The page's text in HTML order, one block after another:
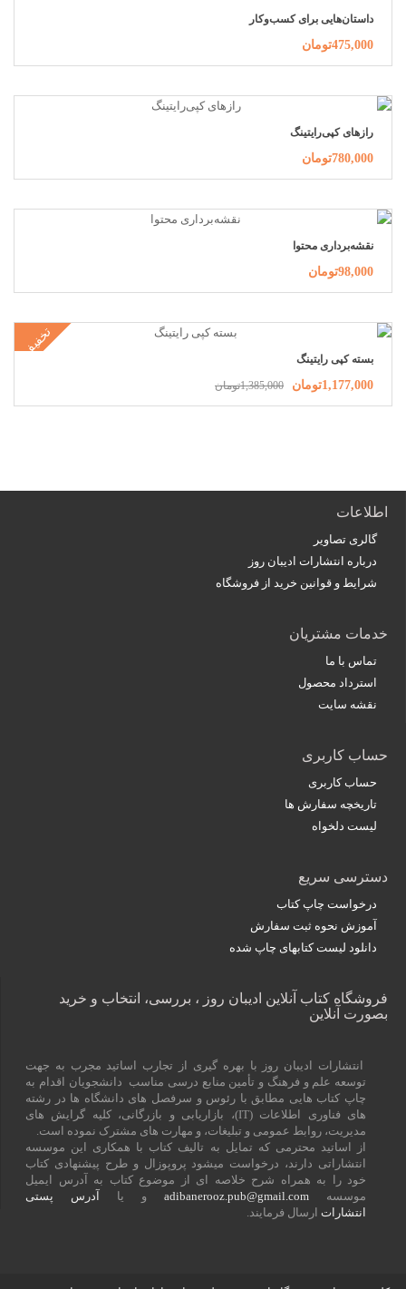
داستان‌هایی برای کسب‌وکار
475,000تومان
رازهای کپی‌رایتینگ
780,000تومان
نقشه‌برداری محتوا
98,000تومان
تخفیف بسته کپی رایتینگ
1,177,000تومان 1,385,000تومان
اطلاعات
گالری تصاویر
درباره انتشارات ادیبان روز
شرایط و قوانین خرید از فروشگاه
خدمات مشتریان
تماس با ما
استرداد محصول
نقشه سایت
حساب کاربری
حساب کاربری
تاریخچه سفارش ها
لیست دلخواه
دسترسی سریع
درخواست چاپ کتاب
آموزش نحوه ثبت سفارش
دانلود لیست کتابهای چاپ شده
فروشگاه کتاب آنلاین ادیبان روز ، بررسی، انتخاب و خرید
بصورت آنلاین
انتشارات ادیبان روز با بهره گیری از تجارب اساتید مجرب به جهت
توسعه علم و فرهنگ و تأمین منابع درسی مناسب دانشجویان اقدام به
چاپ کتاب هایی مطابق با رئوس و سرفصل های دانشگاه ها در رشته
های فناوری اطلاعات (IT)، بازاریابی و بازرگانی، کلیه گرایش های
مدیریت، روابط عمومی و تبلیغات، و مهارت های مشترک نموده است.
از اساتید محترمی که تمایل به تالیف کتاب با همکاری این موسسه
انتشاراتی دارند، درخواست میشود پروپوزال و طرح پیشنهادی کتاب
خود را به همراه شرح خلاصه ای از موضوع کتاب به آدرس ایمیل
موسسه adibanerooz.pub@gmail.com و یا
آدرس پستی
انتشارات ارسال فرمایند.